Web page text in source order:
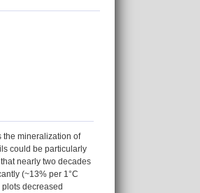
the mineralization of
could be particularly
nearly two decades
(~13% per 1°C
decreased